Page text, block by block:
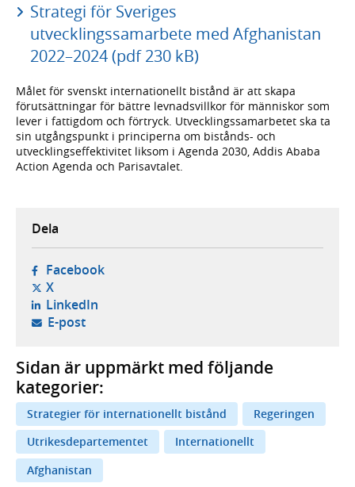
Strategi för Sveriges
utvecklingssamarbete med Afghanistan
2022–2024 (pdf 230 kB)
Målet för svenskt internationellt bistånd är att skapa
förutsättningar för bättre levnadsvillkor för människor som
lever i fattigdom och förtryck. Utvecklingssamarbetet ska ta
sin utgångspunkt i principerna om bistånds- och
utvecklingseffektivitet liksom i Agenda 2030, Addis Ababa
Action Agenda och Parisavtalet.
Dela
Facebook- öppnas i ny flik, extern webbplats,
X- öppnas i ny flik, extern webbplats,
LinkedIn- öppnas i ny flik, extern webbplats,
E-post- öppnar din e-postklient,
Sidan är uppmärkt med följande
kategorier:
Strategier för internationellt bistånd
Regeringen
Utrikesdepartementet
Internationellt
Afghanistan